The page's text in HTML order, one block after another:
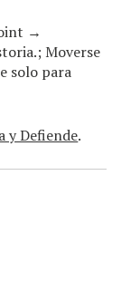
→
Moverse
solo para
y Defiende.